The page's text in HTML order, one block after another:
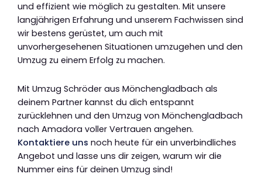
und effizient wie möglich zu gestalten. Mit unsere
langjährigen Erfahrung und unserem Fachwissen sind
wir bestens gerüstet, um auch mit
unvorhergesehenen Situationen umzugehen und den
Umzug zu einem Erfolg zu machen.
Mit Umzug Schröder aus Mönchengladbach als
deinem Partner kannst du dich entspannt
zurücklehnen und den Umzug von Mönchengladbach
nach Amadora voller Vertrauen angehen.
Kontaktiere uns noch heute für ein unverbindliches
Angebot und lasse uns dir zeigen, warum wir die
Nummer eins für deinen Umzug sind!